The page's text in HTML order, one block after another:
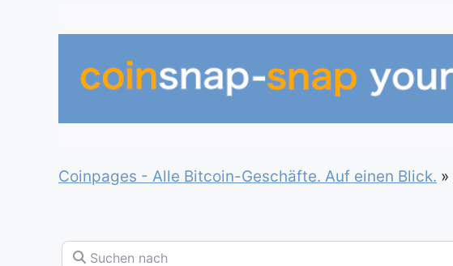
Coinpages - Alle Bitcoin-Geschäfte. Auf einen Blick. »
Suchen nach